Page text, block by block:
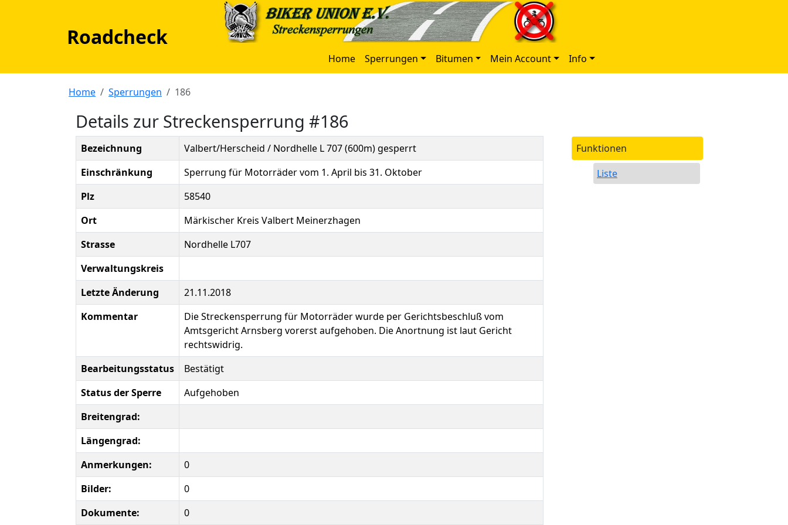
Roadcheck
Home Sperrungen Bitumen Mein Account Info
Home Sperrungen 186
Details zur Streckensperrung #186
Bezeichnung
Valbert/Herscheid / Nordhelle L 707 (600m) gesperrt
Einschränkung
Sperrung für Motorräder vom 1. April bis 31. Oktober
Plz
58540
Ort
Märkischer Kreis Valbert Meinerzhagen
Strasse
Nordhelle L707
Verwaltungskreis
Letzte Änderung
21.11.2018
Kommentar
Die Streckensperrung für Motorräder wurde per Gerichtsbeschluß vom
Amtsgericht Arnsberg vorerst aufgehoben. Die Anortnung ist laut Gericht
rechtswidrig.
Bearbeitungsstatus
Bestätigt
Status der Sperre
Aufgehoben
Breitengrad:
Längengrad:
Anmerkungen:
0
Bilder:
0
Dokumente:
0
Funktionen
Liste